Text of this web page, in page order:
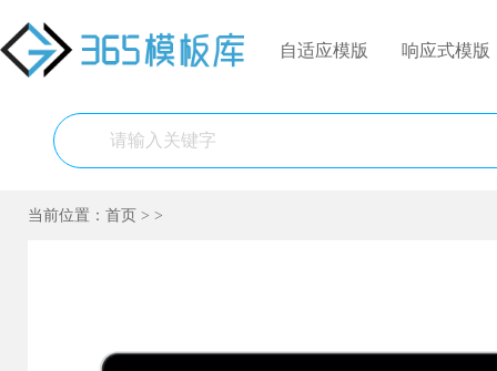
自适应模版 响应式模版
当前位置： 首页 > >